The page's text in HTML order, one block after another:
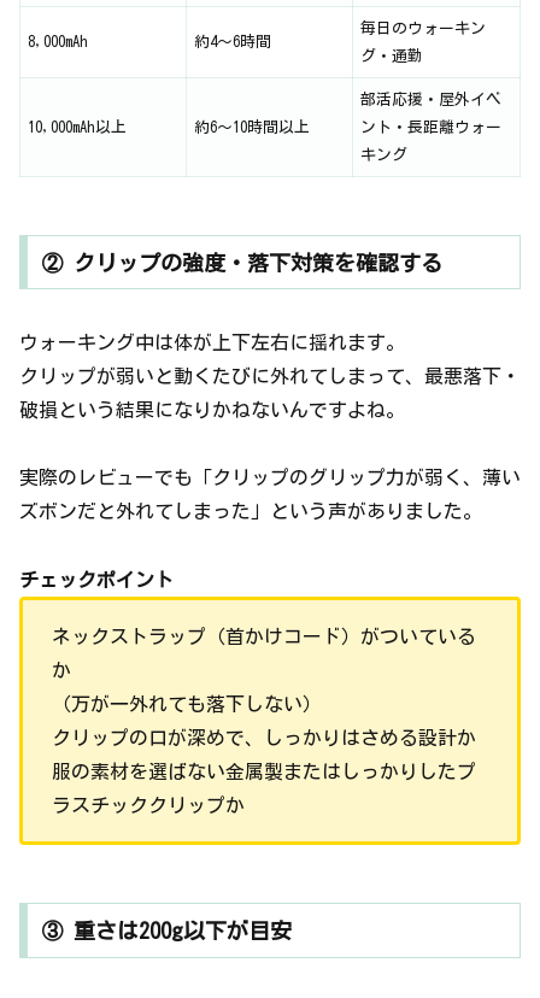
8,000mAh 約4〜6時間
毎日のウォーキン
グ・通勤
10,000mAh以上 約6〜10時間以上
部活応援・屋外イベ
ント・長距離ウォー
キング
② クリップの強度・落下対策を確認する
ウォーキング中は体が上下左右に揺れます。
クリップが弱いと動くたびに外れてしまって、最悪落下・
破損という結果になりかねないんですよね。
実際のレビューでも「クリップのグリップ力が弱く、薄い
ズボンだと外れてしまった」という声がありました。
チェックポイント
ネックストラップ（首かけコード）がついている
か
（万が一外れても落下しない）
クリップの口が深めで、しっかりはさめる設計か
服の素材を選ばない金属製またはしっかりしたプ
ラスチッククリップか
③ 重さは200g以下が目安